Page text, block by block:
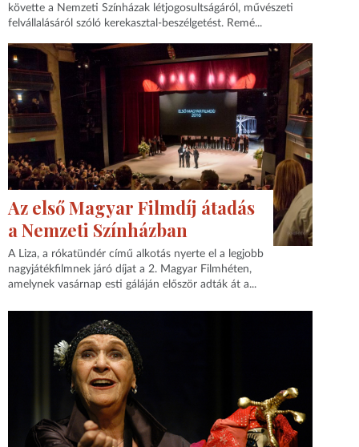
követte a Nemzeti Színházak létjogosultságáról, művészeti
felvállalásáról szóló kerekasztal-beszélgetést. Remé...
Az első Magyar Filmdíj átadás
a Nemzeti Színházban
A Liza, a rókatündér című alkotás nyerte el a legjobb
nagyjátékfilmnek járó díjat a 2. Magyar Filmhéten,
amelynek vasárnap esti gáláján először adták át a...